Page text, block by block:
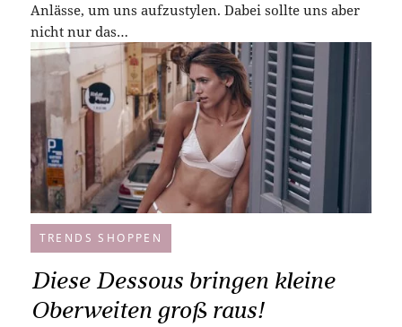
Anlässe, um uns aufzustylen. Dabei sollte uns aber
nicht nur das…
TRENDS SHOPPEN
Diese Dessous bringen kleine
Oberweiten groß raus!